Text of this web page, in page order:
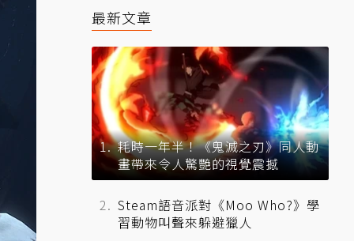
房菜」
最新文章
耗時一年半！《鬼滅之刃》同人動
畫帶來令人驚艷的視覺震撼
Steam語音派對《Moo Who?》學
習動物叫聲來躲避獵人